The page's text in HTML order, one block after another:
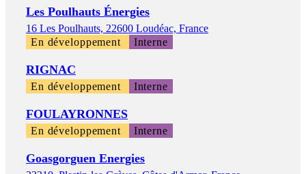
Les Poulhauts Énergies
16 Les Poulhauts, 22600 Loudéac, France
En développement
Interne
RIGNAC
En développement Interne
FOULAYRONNES
En développement Interne
Goasgorguen Energies